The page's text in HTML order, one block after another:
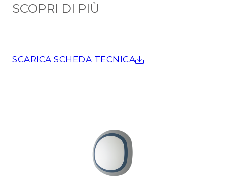
SCOPRI DI PIÙ
SCARICA SCHEDA TECNICA